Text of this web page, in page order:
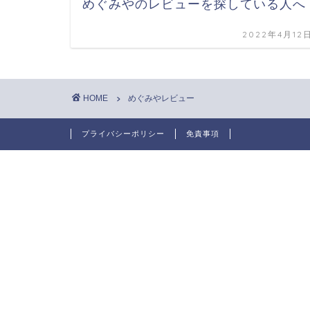
めぐみやのレビューを探している人へ
2022年4月12
HOME めぐみやレビュー
プライバシーポリシー 免責事項